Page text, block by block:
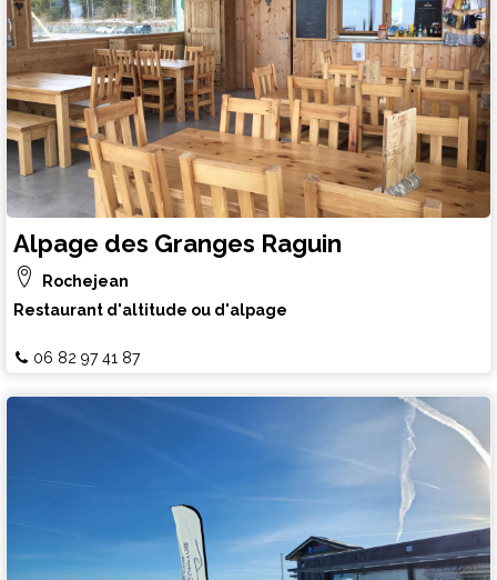
Alpage des Granges Raguin
Rochejean
Restaurant d'altitude ou d'alpage
06 82 97 41 87